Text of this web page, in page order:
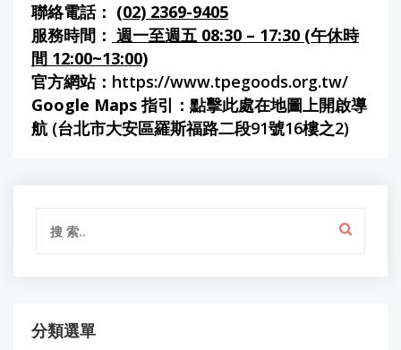
聯絡電話： (02) 2369-9405
服務時間： 週一至週五 08:30 – 17:30 (午休時
間 12:00~13:00)
官方網站： https://www.tpegoods.org.tw/
Google Maps 指引： 點擊此處在地圖上開啟導
航 (台北市大安區羅斯福路二段91號16樓之2)
分類選單